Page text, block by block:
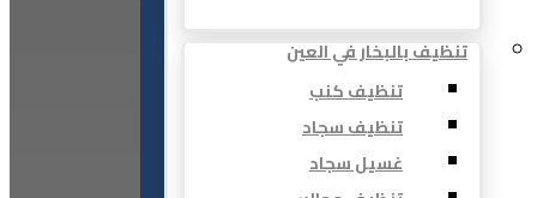
تنظيف بالبخار في العين
تنظيف كنب
تنظيف سجاد
غسيل سجاد